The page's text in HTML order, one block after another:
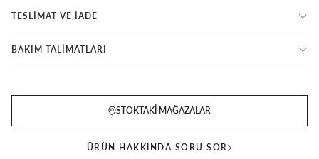
TESLİMAT VE İADE
BAKIM TALİMATLARI
STOKTAKI MAĞAZALAR
ÜRÜN HAKKINDA SORU SOR